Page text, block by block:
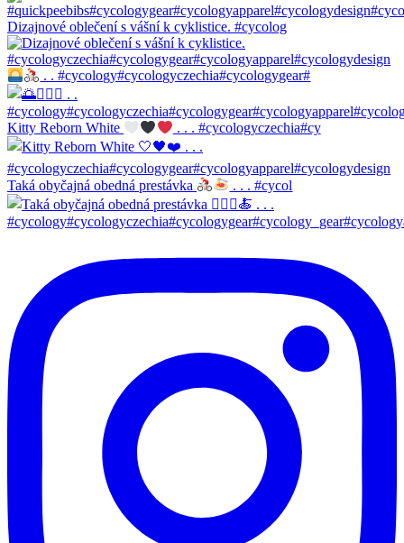
Dizajnové oblečení s vášní k cyklistice. #cycolog
. . #cycology#cycologyczechia#cycologygear#
Kitty Reborn White . . . #cycologyczechia#cy
Taká obyčajná obedná prestávka . . . #cycol